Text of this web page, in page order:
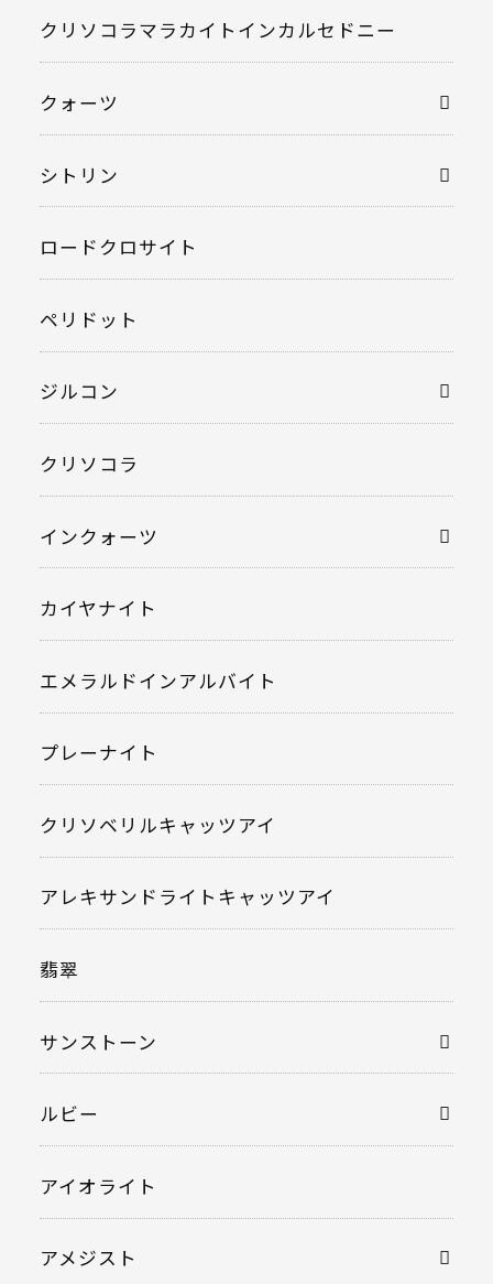
クリソコラマラカイトインカルセドニー
クォーツ
シトリン
ロードクロサイト
ペリドット
ジルコン
クリソコラ
インクォーツ
カイヤナイト
エメラルドインアルバイト
プレーナイト
クリソベリルキャッツアイ
アレキサンドライトキャッツアイ
翡翠
サンストーン
ルビー
アイオライト
アメジスト